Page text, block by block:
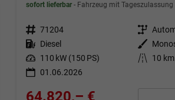
sofort lieferbar Fahrzeug mit Tageszulassung
Fahrzeugnr. 71204 Getriebe
Kraftstoff Diesel Außenfarbe
Leistung 110 kW (150 PS) Kilometerstand
10 km
01.06.2026
64.820,– €